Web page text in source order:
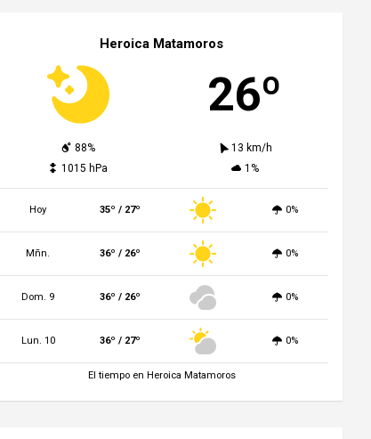
Heroica Matamoros
26º
88%
13 km/h
1015 hPa
1%
Hoy 35º / 27º 0%
Mñn. 36º / 26º 0%
Dom. 9 36º / 26º 0%
Lun. 10 36º / 27º 0%
El tiempo en Heroica Matamoros